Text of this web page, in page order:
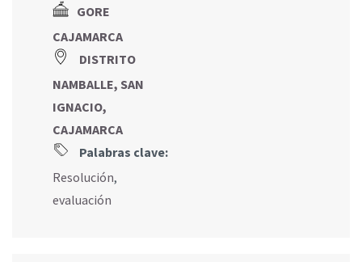
GORE
CAJAMARCA
DISTRITO
NAMBALLE, SAN
IGNACIO,
CAJAMARCA
Palabras clave:
Resolución,
evaluación